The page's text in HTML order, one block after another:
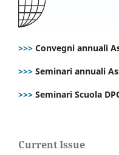
>>> Convegni annuali
>>> Seminari annuali
>>> Seminari Scuola
Current Issue